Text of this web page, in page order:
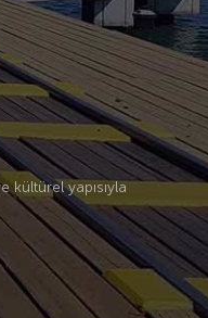
yapısıyla